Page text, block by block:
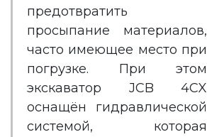
предотвратить
просыпание материалов,
часто имеющее место при
погрузке. При этом
экскаватор JCB 4CX
оснащён гидравлической
системой, которая